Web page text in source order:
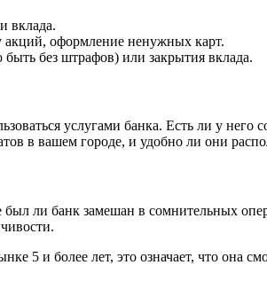
вклада.
акций, оформление ненужных карт.
без штрафов) или закрытия вклада.
услугами банка. Есть ли у
в вашем городе, и удобно ли они
ли банк замешан в сомнительных
5 и более лет, это означает, что